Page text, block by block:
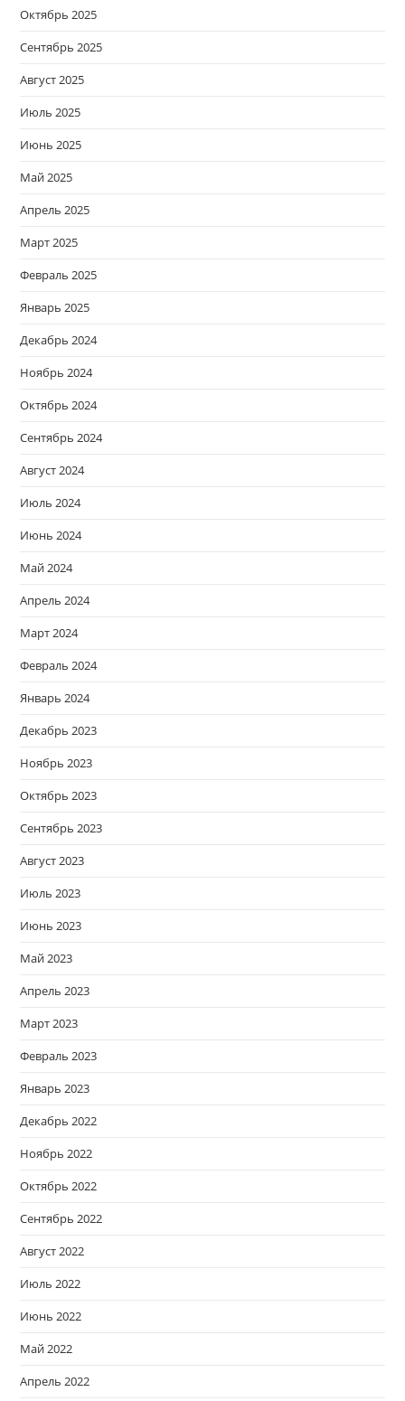
Октябрь 2025
Сентябрь 2025
Август 2025
Июль 2025
Июнь 2025
Май 2025
Апрель 2025
Март 2025
Февраль 2025
Январь 2025
Декабрь 2024
Ноябрь 2024
Октябрь 2024
Сентябрь 2024
Август 2024
Июль 2024
Июнь 2024
Май 2024
Апрель 2024
Март 2024
Февраль 2024
Январь 2024
Декабрь 2023
Ноябрь 2023
Октябрь 2023
Сентябрь 2023
Август 2023
Июль 2023
Июнь 2023
Май 2023
Апрель 2023
Март 2023
Февраль 2023
Январь 2023
Декабрь 2022
Ноябрь 2022
Октябрь 2022
Сентябрь 2022
Август 2022
Июль 2022
Июнь 2022
Май 2022
Апрель 2022